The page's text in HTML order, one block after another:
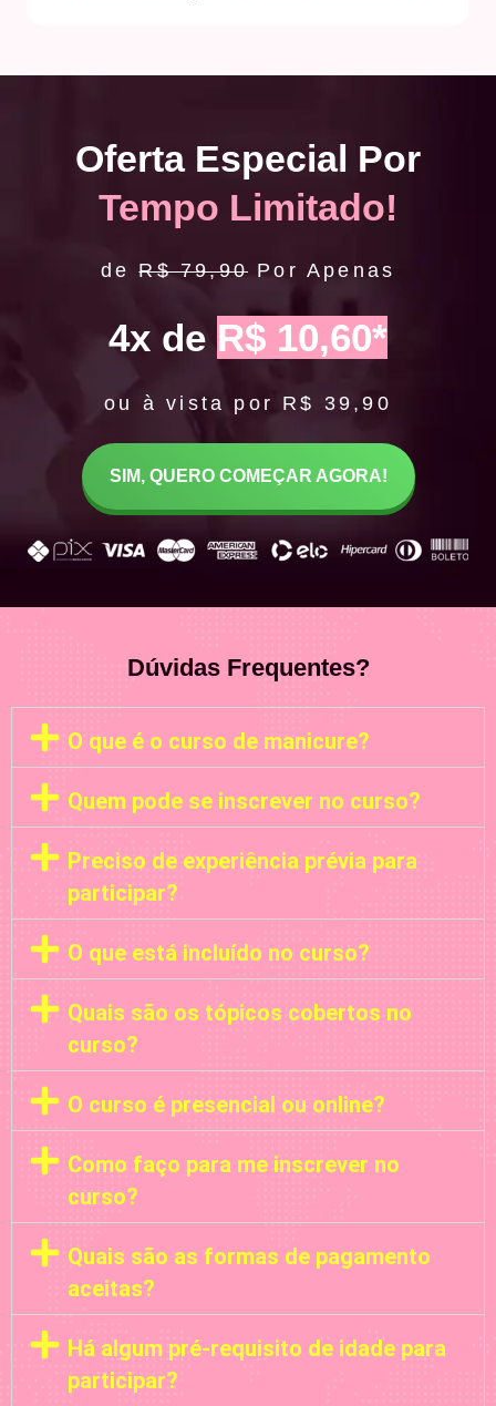
Oferta Especial Por
Tempo Limitado!
deR$ 79,90 Por Apenas
4x de R$ 10,60*
ou à vista por R$ 39,90
SIM, QUERO COMEÇAR AGORA!
Dúvidas Frequentes?
O que é o curso de manicure?
Quem pode se inscrever no curso?
Preciso de experiência prévia para
participar?
O que está incluído no curso?
Quais são os tópicos cobertos no
curso?
O curso é presencial ou online?
Como faço para me inscrever no
curso?
Quais são as formas de pagamento
aceitas?
Há algum pré-requisito de idade para
participar?